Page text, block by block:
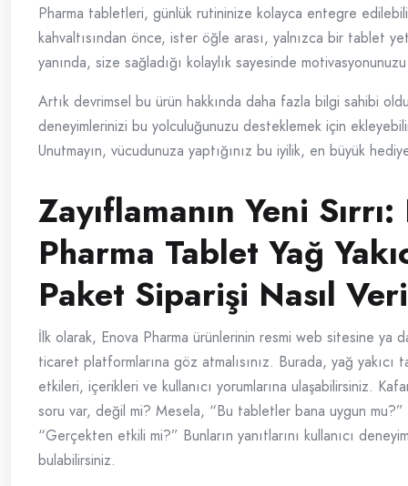
Pharma tabletleri, günlük rutininize kolayca entegre
kahvaltısından önce, ister öğle arası, yalnızca bir tablet
yanında, size sağladığı kolaylık sayesinde
Artık devrimsel bu ürün hakkında daha fazla bilgi sahibi
deneyimlerinizi bu yolculuğunuzu desteklemek için
Unutmayın, vücudunuza yaptığınız bu iyilik, en büyük
Zayıflamanın Yeni
Pharma Tablet Yağ
Paket Siparişi Nasıl
İlk olarak, Enova Pharma ürünlerinin resmi web sitesine ya
ticaret platformlarına göz atmalısınız. Burada, yağ yakıcı
etkileri, içerikleri ve kullanıcı yorumlarına ulaşabilirsiniz.
soru var, değil mi? Mesela, “Bu tabletler bana uygun mu?”
“Gerçekten etkili mi?” Bunların yanıtlarını kullanıcı
bulabilirsiniz.